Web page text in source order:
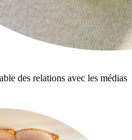
des relations avec les médias